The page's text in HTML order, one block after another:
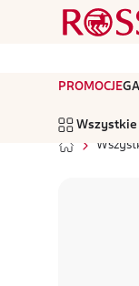
PROMOCJE